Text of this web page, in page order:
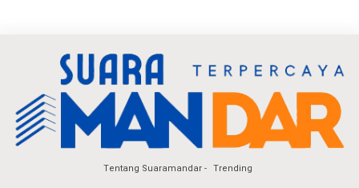
Tentang Suaramandar Trending